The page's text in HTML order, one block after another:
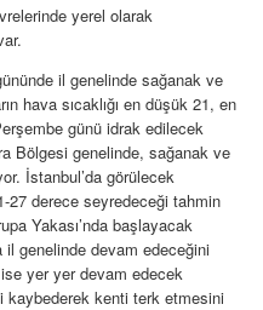
yerel olarak
il genelinde sağanak ve
hava sıcaklığı en düşük 21, en
günü idrak edilecek
Bölgesi genelinde, sağanak ve
İstanbul’da görülecek
27 derece seyredeceği tahmin
Yakası’nda başlayacak
il genelinde devam edeceğini
yer yer devam edecek
kaybederek kenti terk etmesini